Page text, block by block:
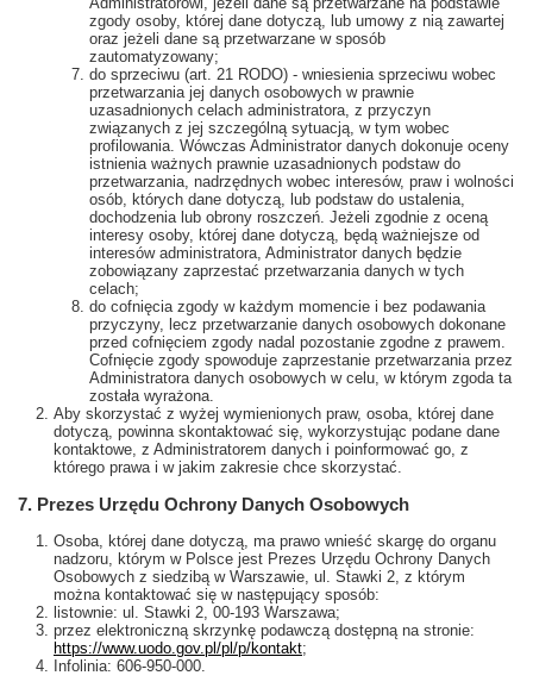
zgody osoby, której dane dotyczą, lub umowy z nią zawartej
oraz jeżeli dane są przetwarzane w sposób
zautomatyzowany;
do sprzeciwu (art. 21 RODO) - wniesienia sprzeciwu wobec
przetwarzania jej danych osobowych w prawnie
uzasadnionych celach administratora, z przyczyn
związanych z jej szczególną sytuacją, w tym wobec
profilowania. Wówczas Administrator danych dokonuje oceny
istnienia ważnych prawnie uzasadnionych podstaw do
przetwarzania, nadrzędnych wobec interesów, praw i wolności
osób, których dane dotyczą, lub podstaw do ustalenia,
dochodzenia lub obrony roszczeń. Jeżeli zgodnie z oceną
interesy osoby, której dane dotyczą, będą ważniejsze od
interesów administratora, Administrator danych będzie
zobowiązany zaprzestać przetwarzania danych w tych
celach;
do cofnięcia zgody w każdym momencie i bez podawania
przyczyny, lecz przetwarzanie danych osobowych dokonane
przed cofnięciem zgody nadal pozostanie zgodne z prawem.
Cofnięcie zgody spowoduje zaprzestanie przetwarzania przez
Administratora danych osobowych w celu, w którym zgoda ta
została wyrażona.
Aby skorzystać z wyżej wymienionych praw, osoba, której dane
dotyczą, powinna skontaktować się, wykorzystując podane dane
kontaktowe, z Administratorem danych i poinformować go, z
którego prawa i w jakim zakresie chce skorzystać.
7. Prezes Urzędu Ochrony Danych Osobowych
Osoba, której dane dotyczą, ma prawo wnieść skargę do organu
nadzoru, którym w Polsce jest Prezes Urzędu Ochrony Danych
Osobowych z siedzibą w Warszawie, ul. Stawki 2, z którym
można kontaktować się w następujący sposób:
listownie: ul. Stawki 2, 00-193 Warszawa;
przez elektroniczną skrzynkę podawczą dostępną na stronie:
https://www.uodo.gov.pl/pl/p/kontakt;
Infolinia: 606-950-000.